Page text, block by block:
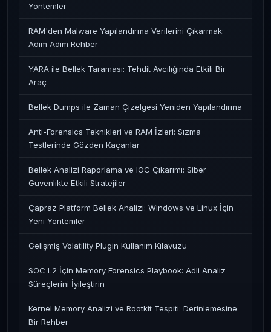
Yöntemler
RAM'den Malware Yapılandırma Verilerini Çıkarmak:
Adım Adım Rehber
YARA ile Bellek Taraması: Tehdit Avcılığında Etkili Bir
Araç
Bellek Dumps ile Zaman Çizelgesi Yeniden Yapılandırma
Anti-Forensics Teknikleri ve RAM İzleri: Sızma
Testlerinde Gözden Kaçanlar
Bellek Analizi Raporlama ve IOC Çıkarımı: Siber
Güvenlikte Etkili Stratejiler
Çapraz Platform Bellek Analizi: Windows ve Linux İçin
Yeni Yöntemler
Gelişmiş Volatility Plugin Kullanım Kılavuzu
SOC L2 İçin Memory Forensics Playbook: Adli Analiz
Süreçlerini İyileştirin
Kernel Memory Analizi ve Rootkit Tespiti: Derinlemesine
Bir Rehber